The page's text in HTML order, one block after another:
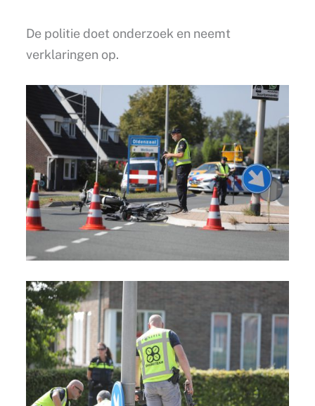
De politie doet onderzoek en neemt
verklaringen op.